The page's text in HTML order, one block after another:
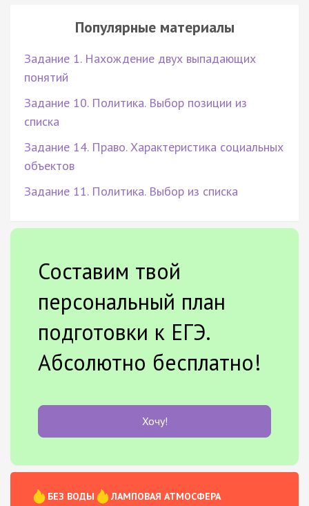
Популярные материалы
Задание 1. Нахождение двух выпадающих
понятий
Задание 10. Политика. Выбор позиции из
списка
Задание 14. Право. Характеристика социальных
объектов
Задание 11. Политика. Выбор из списка
Составим твой
персональный план
подготовки к ЕГЭ.
Абсолютно бесплатно!
Хочу!
БЕЗ ВОДЫ
ЛАМПОВАЯ АТМОСФЕРА